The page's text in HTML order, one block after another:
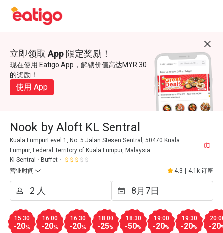
立即领取 App 限定奖励！
现在使用 Eatigo App，解锁价值高达MYR 30
的奖励！
使用 App
Nook by Aloft KL Sentral
Kuala LumpurLevel 1, No. 5 Jalan Stesen Sentral, 50470 Kuala
Lumpur, Federal Territory of Kuala Lumpur, Malaysia
Kl Sentral
Buffet
营业时间
4.3 4.1k 订座
15:30
-20%
16:00
-20%
16:30
-20%
18:00
-25%
18:30
-50%
19:00
-20%
19:30
-20% -20